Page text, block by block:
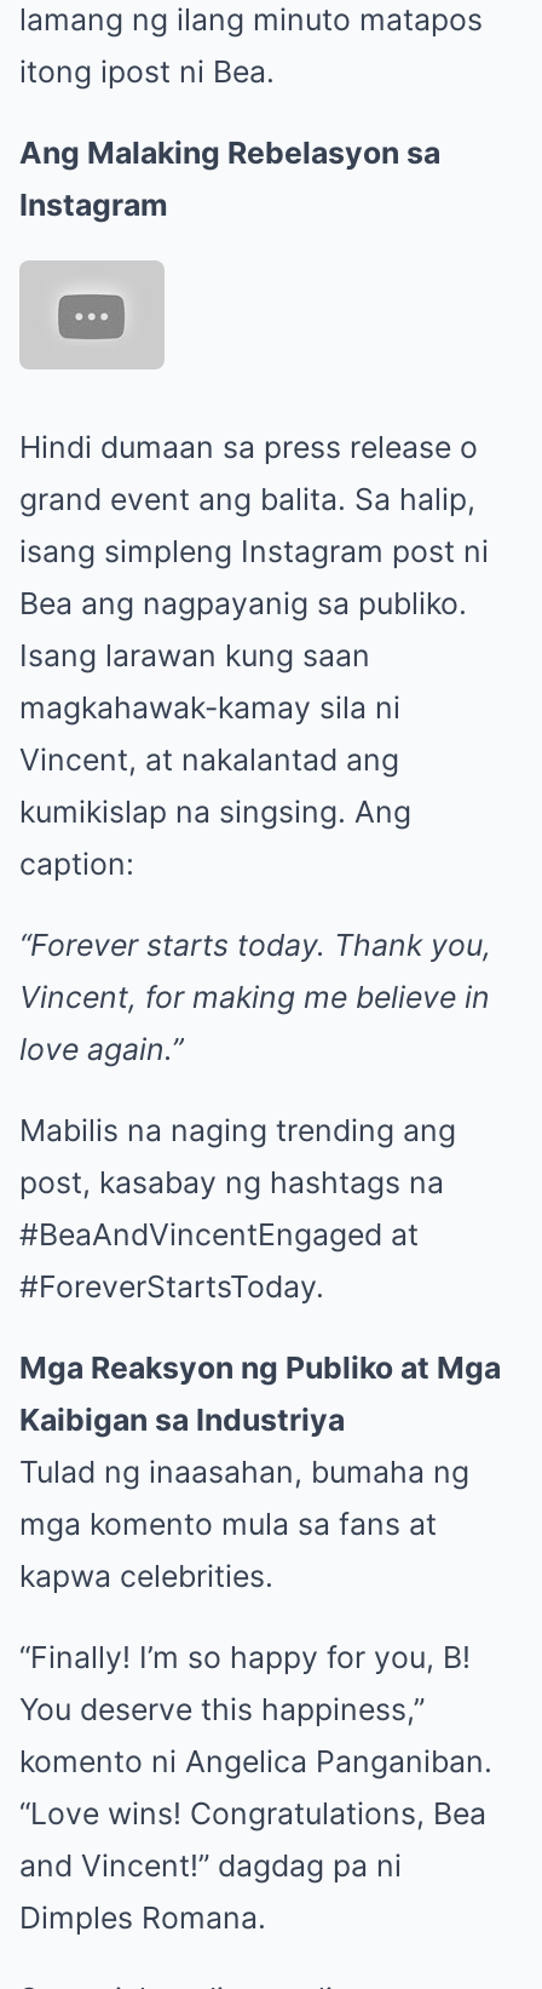
lamang ng ilang minuto matapos
itong ipost ni Bea.
Ang Malaking Rebelasyon sa
Instagram
Hindi dumaan sa press release o
grand event ang balita. Sa halip,
isang simpleng Instagram post ni
Bea ang nagpayanig sa publiko.
Isang larawan kung saan
magkahawak-kamay sila ni
Vincent, at nakalantad ang
kumikislap na singsing. Ang
caption:
“Forever starts today. Thank you,
Vincent, for making me believe in
love again.”
Mabilis na naging trending ang
post, kasabay ng hashtags na
#BeaAndVincentEngaged at
#ForeverStartsToday.
Mga Reaksyon ng Publiko at Mga
Kaibigan sa Industriya
Tulad ng inaasahan, bumaha ng
mga komento mula sa fans at
kapwa celebrities.
“Finally! I’m so happy for you, B!
You deserve this happiness,”
komento ni Angelica Panganiban.
“Love wins! Congratulations, Bea
and Vincent!” dagdag pa ni
Dimples Romana.